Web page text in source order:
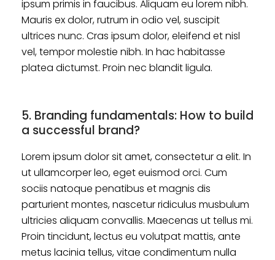
ipsum primis in faucibus. Aliquam eu lorem nibh.
Mauris ex dolor, rutrum in odio vel, suscipit
ultrices nunc. Cras ipsum dolor, eleifend et nisl
vel, tempor molestie nibh. In hac habitasse
platea dictumst. Proin nec blandit ligula.
5. Branding fundamentals: How to build
a successful brand?
Lorem ipsum dolor sit amet, consectetur a elit. In
ut ullamcorper leo, eget euismod orci. Cum
sociis natoque penatibus et magnis dis
parturient montes, nascetur ridiculus musbulum
ultricies aliquam convallis. Maecenas ut tellus mi.
Proin tincidunt, lectus eu volutpat mattis, ante
metus lacinia tellus, vitae condimentum nulla